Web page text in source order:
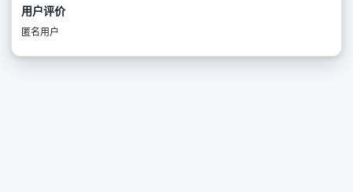
用户评价
匿名用户